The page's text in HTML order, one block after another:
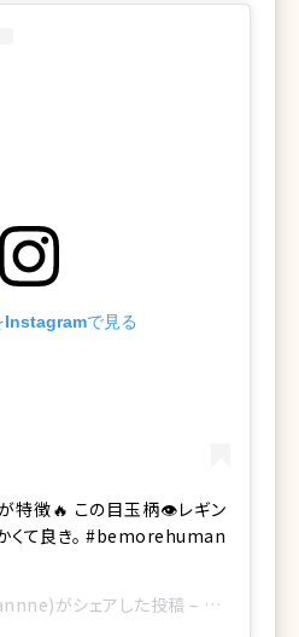
Instagramで見る
特徴🔥 この目玉柄👁レギン
くて良き。 #bemorehuman
がシェアした投稿 – 2017年11